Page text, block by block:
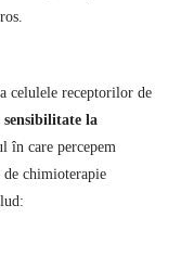
celulele receptorilor de
sensibilitate la
în care percepem
chimioterapie